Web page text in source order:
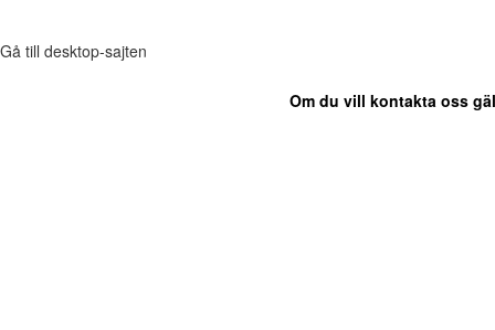
Gå till desktop-sajten
Om du vill kontakta oss